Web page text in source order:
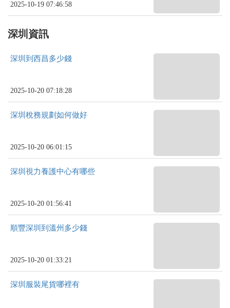
2025-10-19 07:46:58
深圳資訊
深圳到西昌多少錢
2025-10-20 07:18:28
深圳稅務規劃如何做好
2025-10-20 06:01:15
深圳視力養護中心有哪些
2025-10-20 01:56:41
順豐深圳到溫州多少錢
2025-10-20 01:33:21
深圳服裝尾貨哪裡有